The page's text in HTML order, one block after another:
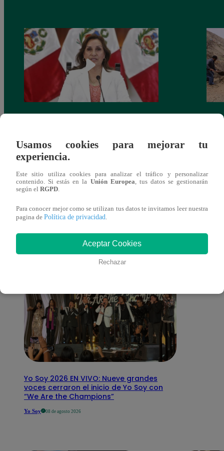
También te puede
interesar
Yo Soy 2026 EN VIVO: Nueve grandes
voces cerraron el inicio de Yo Soy con
“We Are the Champions”
Yo Soy 08 de agosto 2026
Usamos cookies para mejorar tu
experiencia.
Este sitio utiliza cookies para analizar el tráfico y personalizar
contenido. Si estás en la Unión Europea , tus datos se gestionarán
según el RGPD
Para conocer mejor como se utilizan tus datos te invitamos leer nuestra
pagina de Política de privacidad
Aceptar Cookies
Rechazar